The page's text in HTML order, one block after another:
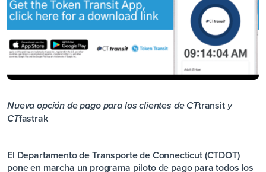
Nueva opción de pago para los clientes de CTtransity
CTfastrak
El Departamento de Transporte de Connecticut (CTDOT)
pone en marcha un programa piloto de pago para todos los